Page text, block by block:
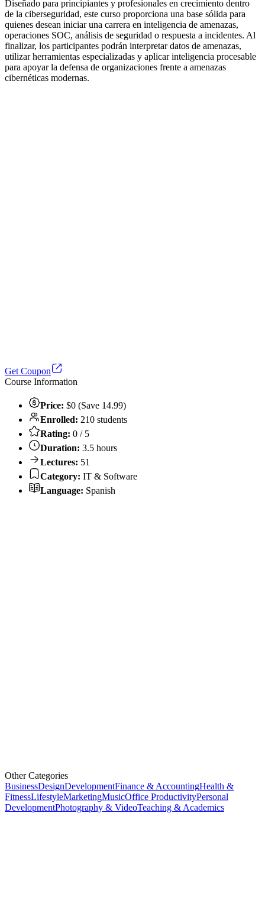
Diseñado para principiantes y profesionales en crecimiento dentro
de la ciberseguridad, este curso proporciona una base sólida para
quienes desean iniciar una carrera en inteligencia de amenazas,
operaciones SOC, análisis de seguridad o respuesta a incidentes. Al
finalizar, los participantes podrán interpretar datos de amenazas,
utilizar herramientas especializadas y aplicar inteligencia procesable
para apoyar la defensa de organizaciones frente a amenazas
cibernéticas modernas.
Get Coupon
Course Information
Price: $0 (Save 14.99)
Enrolled: 210 students
Rating: 0 / 5
Duration: 3.5 hours
Lectures: 51
Category: IT & Software
Language: Spanish
Other Categories
BusinessDesignDevelopmentFinance & AccountingHealth &
FitnessLifestyleMarketingMusicOffice ProductivityPersonal
DevelopmentPhotography & VideoTeaching & Academics